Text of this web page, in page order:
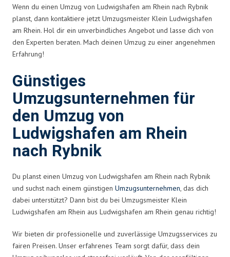
Wenn du einen Umzug von Ludwigshafen am Rhein nach Rybnik
planst, dann kontaktiere jetzt Umzugsmeister Klein Ludwigshafen
am Rhein. Hol dir ein unverbindliches Angebot und lasse dich von
den Experten beraten. Mach deinen Umzug zu einer angenehmen
Erfahrung!
Günstiges
Umzugsunternehmen für
den Umzug von
Ludwigshafen am Rhein
nach Rybnik
Du planst einen Umzug von Ludwigshafen am Rhein nach Rybnik
und suchst nach einem günstigen Umzugsunternehmen, das dich
dabei unterstützt? Dann bist du bei Umzugsmeister Klein
Ludwigshafen am Rhein aus Ludwigshafen am Rhein genau richtig!
Wir bieten dir professionelle und zuverlässige Umzugsservices zu
fairen Preisen. Unser erfahrenes Team sorgt dafür, dass dein